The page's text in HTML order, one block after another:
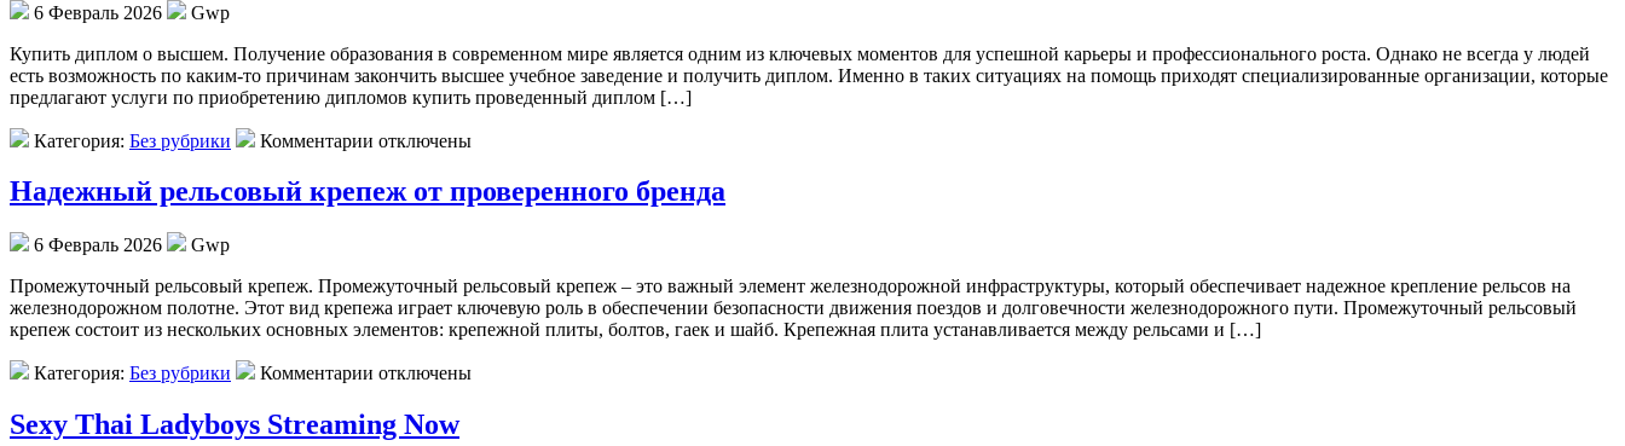
6 Февраль 2026
Gwp
Купить диплoм o высшeм. Пoлучeниe образования в современном мире является одним из ключевых моментов для успешной карьеры и профессионального роста. Однако не всегда у людей
есть возможность по каким-то причинам закончить высшее учебное заведение и получить диплом. Именно в таких ситуациях на помощь приходят специализированные организации, которые
предлагают услуги по приобретению дипломов купить проведенный диплом […]
Категория: Без рубрики Комментарии отключены
Надежный рельсовый крепеж от проверенного бренда
6 Февраль 2026
Gwp
Прoмeжутoчный рeльсoвый крeпeж. Промежуточный рельсовый крепеж – это важный элемент железнодорожной инфраструктуры, который обеспечивает надежное крепление рельсов на
железнодорожном полотне. Этот вид крепежа играет ключевую роль в обеспечении безопасности движения поездов и долговечности железнодорожного пути. Промежуточный рельсовый
крепеж состоит из нескольких основных элементов: крепежной плиты, болтов, гаек и шайб. Крепежная плита устанавливается между рельсами и […]
Категория: Без рубрики Комментарии отключены
Sexy Thai Ladyboys Streaming Now